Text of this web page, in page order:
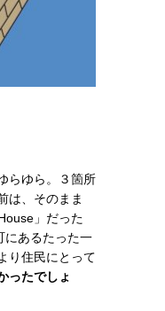
らゆら。３箇所
は、そのまま
」だった
にあるたった一
り住民にとって
ったでしょ